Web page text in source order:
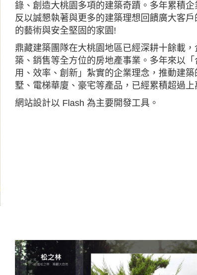
錄、創造大桃園多項的建築奇蹟。多年累積企
反以誠懇執著與更多的建築理想回饋廣大客
的藝術與安全堅固的家園!
鼎藏建築團隊在大桃園地區已經深耕十餘載
築、銷售等全方位的房地產事業。多年來以
用、效率、創新」紮實的企業理念，推動建築
墅、電梯華廈、豪宅等產品，已經累積超過上
網站設計以 Flash 為主要開發工具。